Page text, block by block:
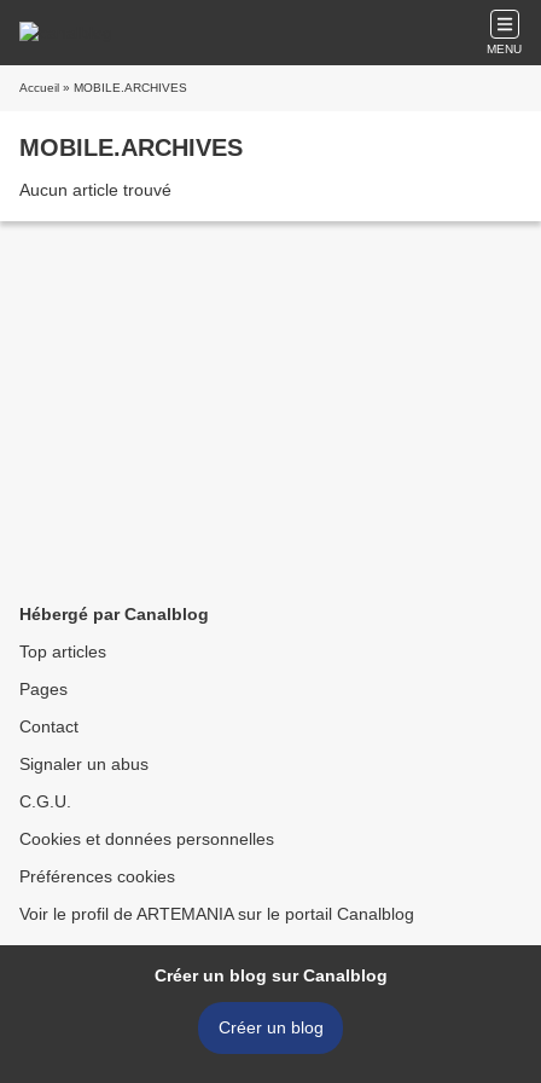
MENU
Accueil » MOBILE.ARCHIVES
MOBILE.ARCHIVES
Aucun article trouvé
Hébergé par Canalblog
Top articles
Pages
Contact
Signaler un abus
C.G.U.
Cookies et données personnelles
Préférences cookies
Voir le profil de ARTEMANIA sur le portail Canalblog
Créer un blog sur Canalblog
Créer un blog